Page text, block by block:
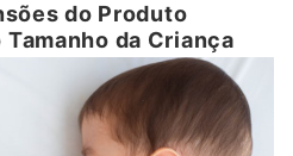
do Produto
da Criança